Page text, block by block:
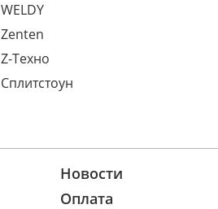
WELDY
Zenten
Z-Техно
Сплитстоун
Новости
Оплата